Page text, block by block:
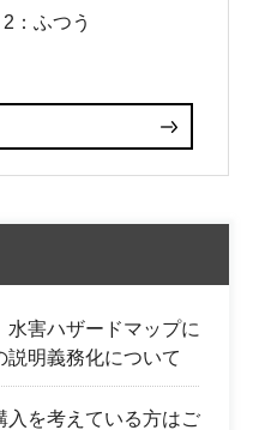
2：ふつう
害ハザードマップに
説明義務化について
入を考えている方はご